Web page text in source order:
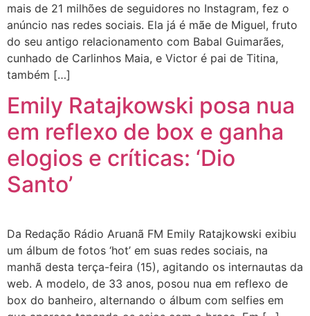
mais de 21 milhões de seguidores no Instagram, fez o
anúncio nas redes sociais. Ela já é mãe de Miguel, fruto
do seu antigo relacionamento com Babal Guimarães,
cunhado de Carlinhos Maia, e Victor é pai de Titina,
também […]
Emily Ratajkowski posa nua
em reflexo de box e ganha
elogios e críticas: ‘Dio
Santo’
Da Redação Rádio Aruanã FM Emily Ratajkowski exibiu
um álbum de fotos ‘hot’ em suas redes sociais, na
manhã desta terça-feira (15), agitando os internautas da
web. A modelo, de 33 anos, posou nua em reflexo de
box do banheiro, alternando o álbum com selfies em